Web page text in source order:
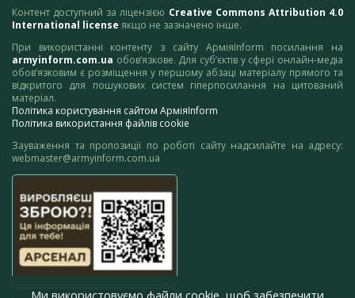
Контент доступний за ліцензією Creative Commons Attribution 4.0
International license якщо не зазначено інше.
При використанні контенту з сайту АрміяInform посилання на
armyinform.com.ua обов’язкове. Для суб’єктів у сфері онлайн-медіа
обов’язковим є розміщення у першому абзаці матеріалу прямого та
відкритого для пошукових систем гіперпосилання на цитований
матеріал.
Політика користування сайтом АрміяInform
Політика використання файлів cookie
Зауваження та пропозиції по роботі сайту надсилайте на адресу:
webmaster@armyinform.com.ua